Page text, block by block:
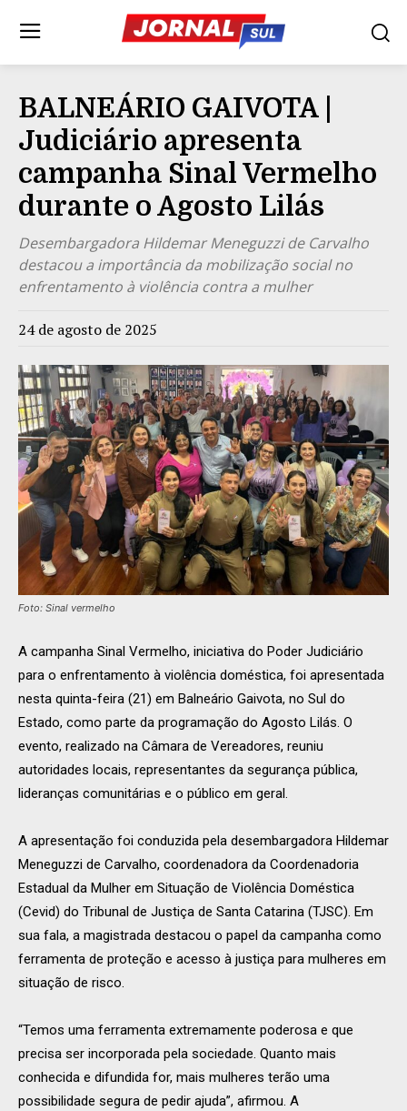
BALNEÁRIO GAIVOTA |
Judiciário apresenta
campanha Sinal Vermelho
durante o Agosto Lilás
Desembargadora Hildemar Meneguzzi de Carvalho
destacou a importância da mobilização social no
enfrentamento à violência contra a mulher
24 de agosto de 2025
Foto: Sinal vermelho
A campanha Sinal Vermelho, iniciativa do Poder Judiciário
para o enfrentamento à violência doméstica, foi apresentada
nesta quinta-feira (21) em Balneário Gaivota, no Sul do
Estado, como parte da programação do Agosto Lilás. O
evento, realizado na Câmara de Vereadores, reuniu
autoridades locais, representantes da segurança pública,
lideranças comunitárias e o público em geral.
A apresentação foi conduzida pela desembargadora Hildemar
Meneguzzi de Carvalho, coordenadora da Coordenadoria
Estadual da Mulher em Situação de Violência Doméstica
(Cevid) do Tribunal de Justiça de Santa Catarina (TJSC). Em
sua fala, a magistrada destacou o papel da campanha como
ferramenta de proteção e acesso à justiça para mulheres em
situação de risco.
“Temos uma ferramenta extremamente poderosa e que
precisa ser incorporada pela sociedade. Quanto mais
conhecida e difundida for, mais mulheres terão uma
possibilidade segura de pedir ajuda”, afirmou. A